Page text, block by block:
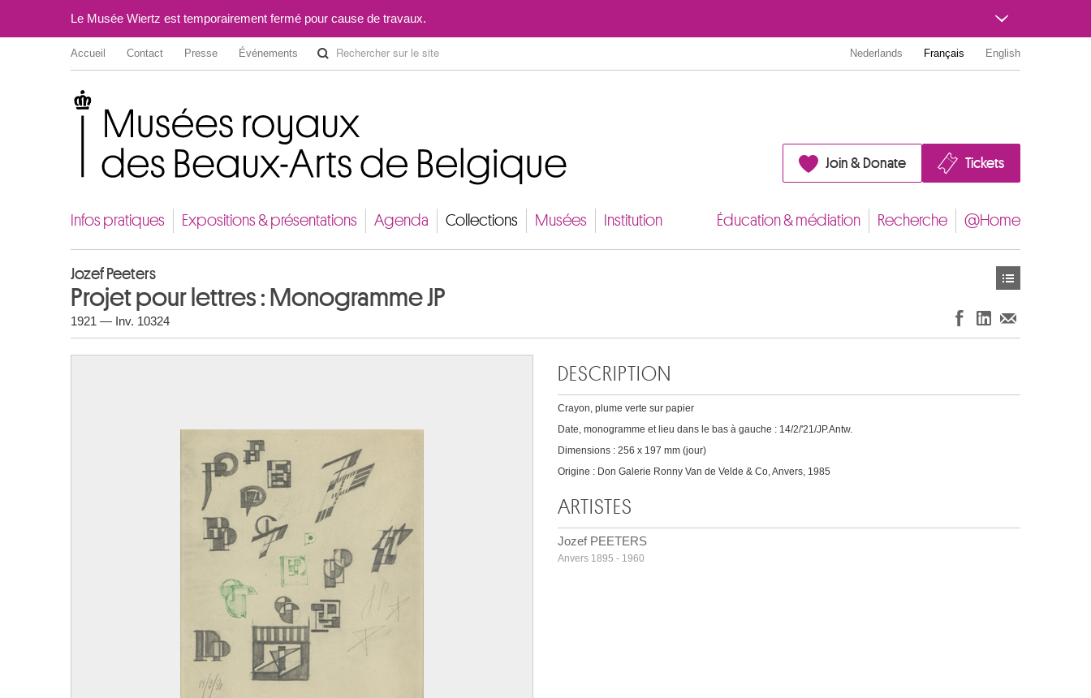
Le Musée Wiertz est temporairement fermé pour cause de travaux.
Accueil Contact Presse Événements Nederlands Français English
Join & Donate Tickets
Infos pratiques Expositions & présentations Agenda Collections Musées Institution Éducation & médiation Recherche @Home
Jozef Peeters
Projet pour lettres : Monogramme JP
1921 — Inv. 10324
DESCRIPTION
Crayon, plume verte sur papier
Date, monogramme et lieu dans le bas à gauche : 14/2/'21/JP.Antw.
Dimensions : 256 x 197 mm (jour)
Origine : Don Galerie Ronny Van de Velde & Co, Anvers, 1985
ARTISTES
Jozef PEETERS
Anvers 1895 - 1960